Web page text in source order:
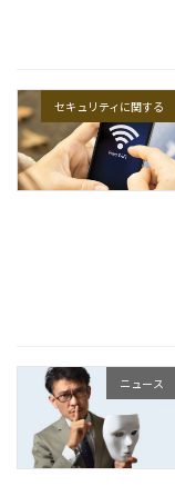
セキュリティに関する
ニュース